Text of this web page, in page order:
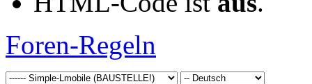
Foren-Regeln